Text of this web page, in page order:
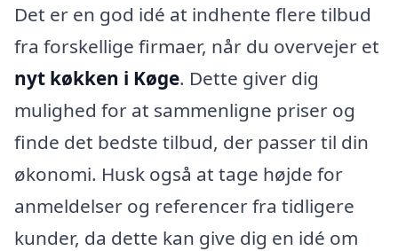
Det er en god idé at indhente flere tilbud
fra forskellige firmaer, når du overvejer et
nyt køkken i Køge. Dette giver dig
mulighed for at sammenligne priser og
finde det bedste tilbud, der passer til din
økonomi. Husk også at tage højde for
anmeldelser og referencer fra tidligere
kunder, da dette kan give dig en idé om